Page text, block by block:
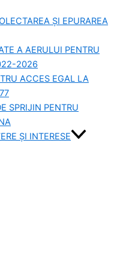
ȘI EPURAREA
A AERULUI PENTRU
2026
ACCES EGAL LA
SPRIJIN PENTRU
ȘI INTERESE